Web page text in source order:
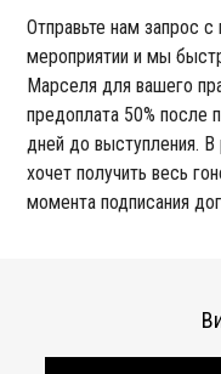
Отправьте нам запрос
мероприятии и мы
Марселя для вашего
предоплата 50% после
дней до выступления. В
хочет получить весь
момента подписания